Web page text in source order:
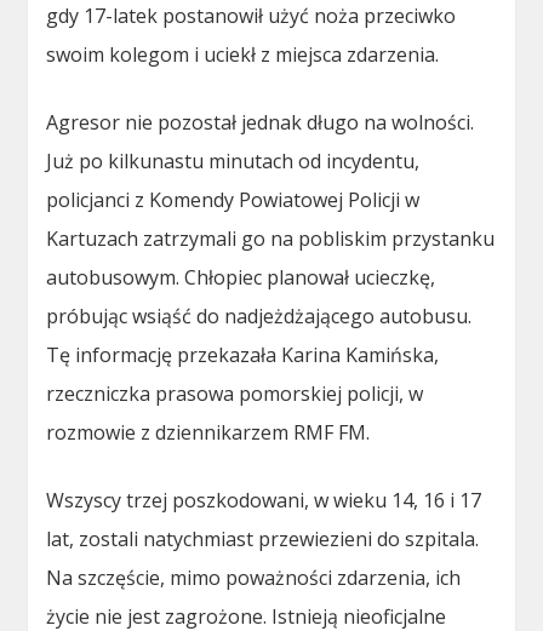
gdy 17-latek postanowił użyć noża przeciwko
swoim kolegom i uciekł z miejsca zdarzenia.
Agresor nie pozostał jednak długo na wolności.
Już po kilkunastu minutach od incydentu,
policjanci z Komendy Powiatowej Policji w
Kartuzach zatrzymali go na pobliskim przystanku
autobusowym. Chłopiec planował ucieczkę,
próbując wsiąść do nadjeżdżającego autobusu.
Tę informację przekazała Karina Kamińska,
rzeczniczka prasowa pomorskiej policji, w
rozmowie z dziennikarzem RMF FM.
Wszyscy trzej poszkodowani, w wieku 14, 16 i 17
lat, zostali natychmiast przewiezieni do szpitala.
Na szczęście, mimo poważności zdarzenia, ich
życie nie jest zagrożone. Istnieją nieoficjalne